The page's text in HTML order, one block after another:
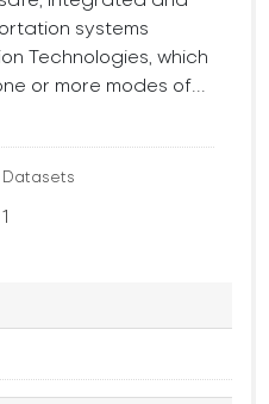
systems
Technologies, which
or more modes of...
Datasets
1